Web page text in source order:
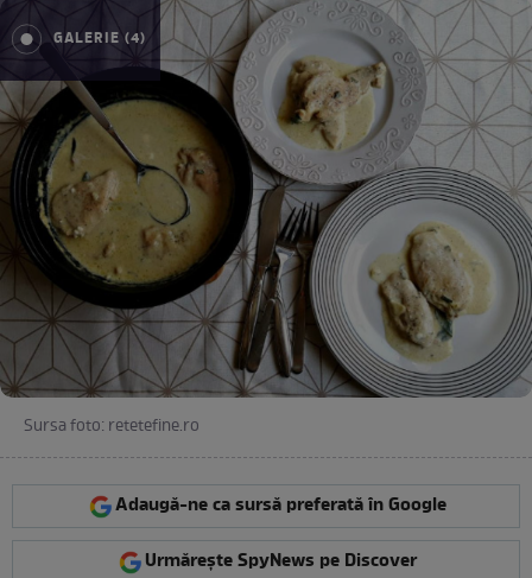
GALERIE (4)
Sursa foto: retetefine.ro
Adaugă-ne ca sursă preferată în Google
Urmărește SpyNews pe Discover